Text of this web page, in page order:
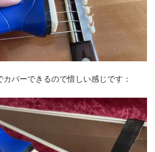
バーできるので惜しい感じです：